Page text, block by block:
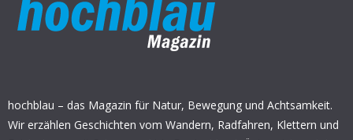
hochblau – das Magazin für Natur, Bewegung und Achtsamkeit.
Wir erzählen Geschichten vom Wandern, Radfahren, Klettern und